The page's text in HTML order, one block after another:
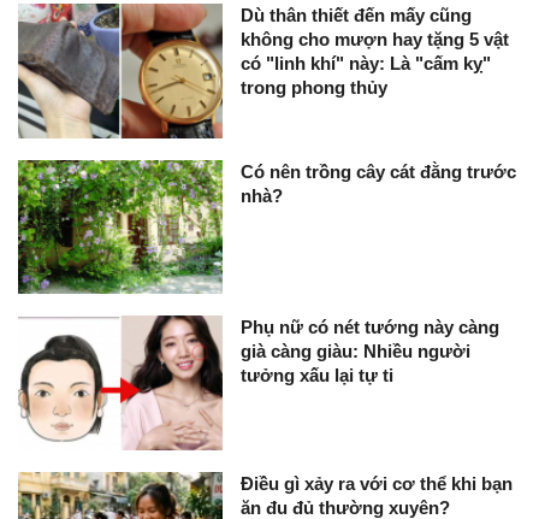
Dù thân thiết đến mấy cũng
không cho mượn hay tặng 5 vật
có "linh khí" này: Là "cấm kỵ"
trong phong thủy
Có nên trồng cây cát đằng trước
nhà?
Phụ nữ có nét tướng này càng
già càng giàu: Nhiều người
tưởng xấu lại tự ti
Điều gì xảy ra với cơ thể khi bạn
ăn đu đủ thường xuyên?